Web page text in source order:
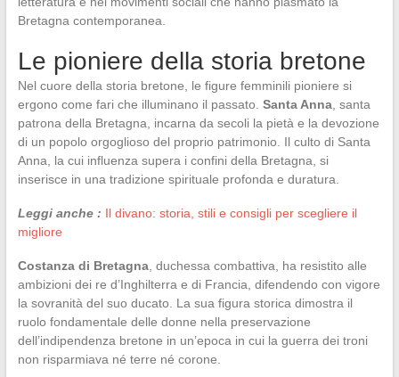
Bretagna contemporanea.
Le pioniere della storia bretone
Nel cuore della storia bretone, le figure femminili pioniere si
ergono come fari che illuminano il passato. Santa Anna, santa
patrona della Bretagna, incarna da secoli la pietà e la devozione
di un popolo orgoglioso del proprio patrimonio. Il culto di Santa
Anna, la cui influenza supera i confini della Bretagna, si
inserisce in una tradizione spirituale profonda e duratura.
Leggi anche : Il divano: storia, stili e consigli per scegliere il
migliore
Costanza di Bretagna, duchessa combattiva, ha resistito alle
ambizioni dei re d’Inghilterra e di Francia, difendendo con vigore
la sovranità del suo ducato. La sua figura storica dimostra il
ruolo fondamentale delle donne nella preservazione
dell’indipendenza bretone in un’epoca in cui la guerra dei troni
non risparmiava né terre né corone.